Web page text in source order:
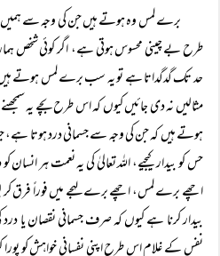
برے لمس وہ ہوتے ہیں جن کی وجہ سے ہمیں یا
طرح بے چینی محسوس ہوتی ہے، اگر کوئی شخص
حد تک گدگداتا ہے تو یہ سب برے لمس ہوتے
مثالیں نہ دی جائیں کیوں کہ اس طرح بچے یہ
ہوتے ہیں کہ جن کی وجہ سے جسمانی درد ہوتا ہے،
حس کو بیدار کیجیے، اللہ تعالیٰ کی یہ نعمت ہر
اچھے برے لمس، اچھے برے لہجے میں فوراً فرق
بیدار کرنا ہے کیوں کہ صرف جسمانی نقصان یا
نفس کے غلام اس طرح اپنی نفسانی خواہش کو پورا